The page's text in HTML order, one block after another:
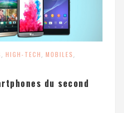
, HIGH-TECH, MOBILES,
du second